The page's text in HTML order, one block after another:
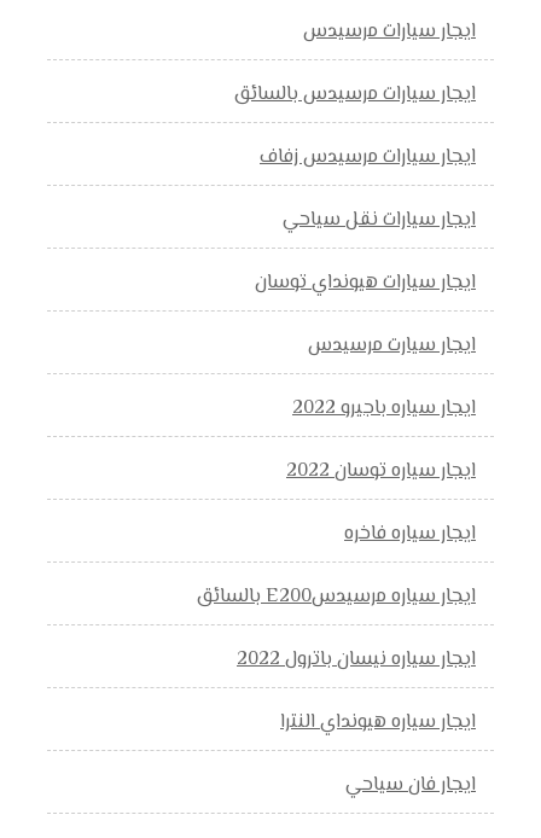
ايجار سيارات مرسيدس
ايجار سيارات مرسيدس بالسائق
ايجار سيارات مرسيدس زفاف
ايجار سيارات نقل سياحي
ايجار سيارات هيونداي توسان
ايجار سيارت مرسيدس
ايجار سياره باجيرو 2022
ايجار سياره توسان 2022
ايجار سياره فاخره
ايجار سياره مرسيدسE200 بالسائق
ايجار سياره نيسان باترول 2022
ايجار سياره هيونداي النترا
ايجار فان سياحي